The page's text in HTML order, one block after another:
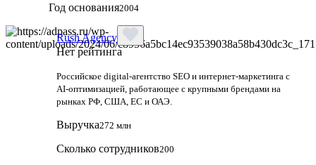
Год основания2004
Rush Agency
Нет рейтинга
Российское digital‑агентство SEO и интернет‑маркетинга с
AI‑оптимизацией, работающее с крупными брендами на
рынках РФ, США, ЕС и ОАЭ.
Выручка272 млн
Сколько сотрудников200